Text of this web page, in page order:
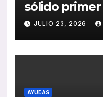
sólido
2026 con
ventas,
rentabilidad
JULIO 23, 2026
AYUDAS